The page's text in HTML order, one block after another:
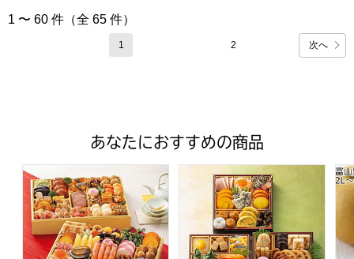
1 〜 60 件（全 65 件）
1 2 次へ
あなたにおすすめの商品
トップバリュ 和洋中特大二段重「饗宴」(きょうえん)【4
トップバリュ 和風三段重「富